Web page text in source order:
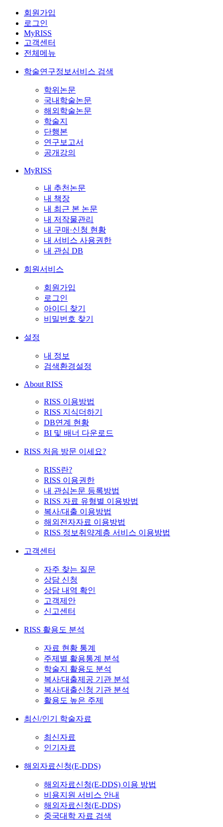
회원가입
로그인
MyRISS
고객센터
전체메뉴
학술연구정보서비스 검색
학위논문
국내학술논문
해외학술논문
학술지
단행본
연구보고서
공개강의
MyRISS
내 추천논문
내 책장
내 최근 본 논문
내 저작물관리
내 구매·신청 현황
내 서비스 사용권한
내 관심 DB
회원서비스
회원가입
로그인
아이디 찾기
비밀번호 찾기
설정
내 정보
검색환경설정
About RISS
RISS 이용방법
RISS 지식더하기
DB연계 현황
BI 및 배너 다운로드
RISS 처음 방문 이세요?
RISS란?
RISS 이용권한
내 관심논문 등록방법
RISS 자료 유형별 이용방법
복사/대출 이용방법
해외전자자료 이용방법
RISS 정보취약계층 서비스 이용방법
고객센터
자주 찾는 질문
상담 신청
상담 내역 확인
고객제안
신고센터
RISS 활용도 분석
자료 현황 통계
주제별 활용통계 분석
학술지 활용도 분석
복사/대출제공 기관 분석
복사/대출신청 기관 분석
활용도 높은 주제
최신/인기 학술자료
최신자료
인기자료
해외자료신청(E-DDS)
해외자료신청(E-DDS) 이용 방법
비용지원 서비스 안내
해외자료신청(E-DDS)
중국대학 자료 검색